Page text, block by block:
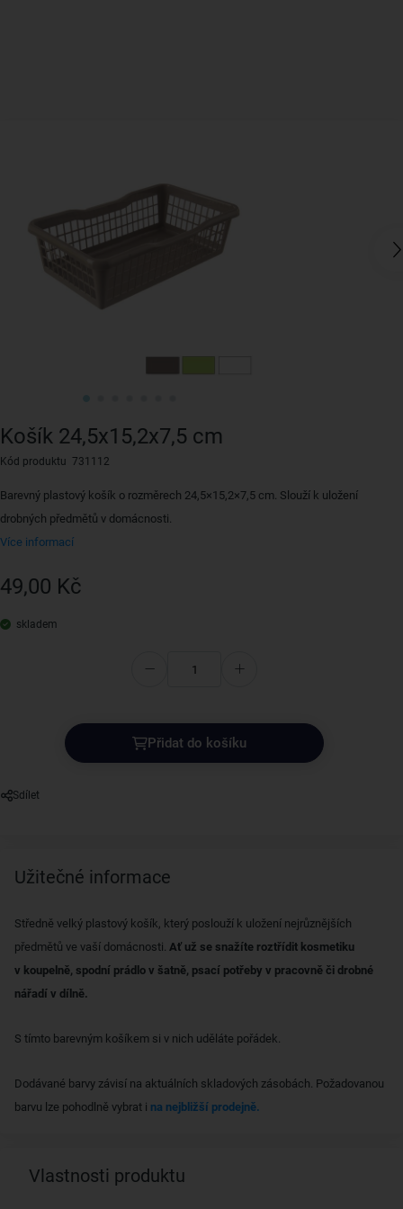
Košík 24,5x15,2x7,5 cm
Kód produktu 731112
Barevný plastový košík o rozměrech 24,5×15,2×7,5 cm. Slouží k uložení
drobných předmětů v domácnosti.
Více informací
49,00 Kč
skladem
Přidat do košíku
Sdílet
Užitečné informace
Středně velký plastový košík, který poslouží k uložení nejrůznějších
předmětů ve vaší domácnosti. Ať už se snažíte roztřídit kosmetiku
v koupelně, spodní prádlo v šatně, psací potřeby v pracovně či drobné
nářadí v dílně.
S tímto barevným košíkem si v nich uděláte pořádek.
Dodávané barvy závisí na aktuálních skladových zásobách. Požadovanou
barvu lze pohodlně vybrat i na nejbližší prodejně.
Vlastnosti produktu